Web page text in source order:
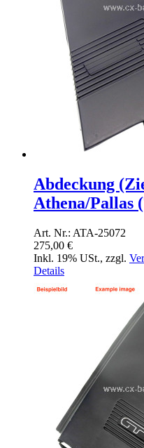
Abdeckung
Athena/Pallas
Art. Nr.: ATA-25072
275,00 €
Inkl. 19% USt., zzgl.
Details